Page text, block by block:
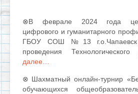
⊗В феврале 2024 года
цифрового и гуманитарного
ГБОУ СОШ №13 г.о.Чапаевск
проведения
далее…
⊗ Шахматный онлайн-турнир
обучающихся